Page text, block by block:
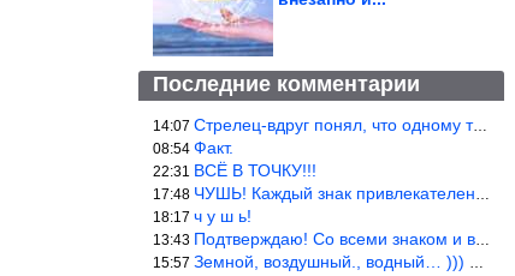
Последние комментарии
14:07 Стрелец-вдруг понял, что одному то и жить легче.
08:54 Факт.
22:31 ВСЁ В ТОЧКУ!!!
17:48 ЧУШЬ! Каждый знак привлекателен! И среди Весов, Близнецов встреч
18:17 ч у ш ь!
13:43 Подтверждаю! Со всеми знаком и все одиноки и Я )))
15:57 Земной, воздушный., водный… ))) выбери сам трех из 9 )))